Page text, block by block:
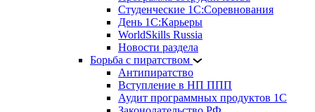
Студенческие 1С:Соревнования
День 1С:Карьеры
WorldSkills Russia
Новости раздела
Борьба с пиратством
Антипиратство
Вступление в НП ППП
Аудит программных продуктов 1С